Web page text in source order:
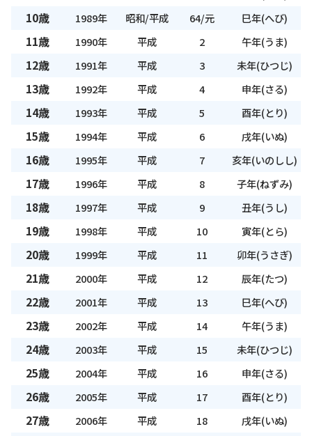
10歳 1989年 昭和/平成 64/元 巳年(へび)
11歳 1990年 平成 2 午年(うま)
12歳 1991年 平成 3 未年(ひつじ)
13歳 1992年 平成 4 申年(さる)
14歳 1993年 平成 5 酉年(とり)
15歳 1994年 平成 6 戌年(いぬ)
16歳 1995年 平成 7 亥年(いのしし)
17歳 1996年 平成 8 子年(ねずみ)
18歳 1997年 平成 9 丑年(うし)
19歳 1998年 平成 10 寅年(とら)
20歳 1999年 平成 11 卯年(うさぎ)
21歳 2000年 平成 12 辰年(たつ)
22歳 2001年 平成 13 巳年(へび)
23歳 2002年 平成 14 午年(うま)
24歳 2003年 平成 15 未年(ひつじ)
25歳 2004年 平成 16 申年(さる)
26歳 2005年 平成 17 酉年(とり)
27歳 2006年 平成 18 戌年(いぬ)